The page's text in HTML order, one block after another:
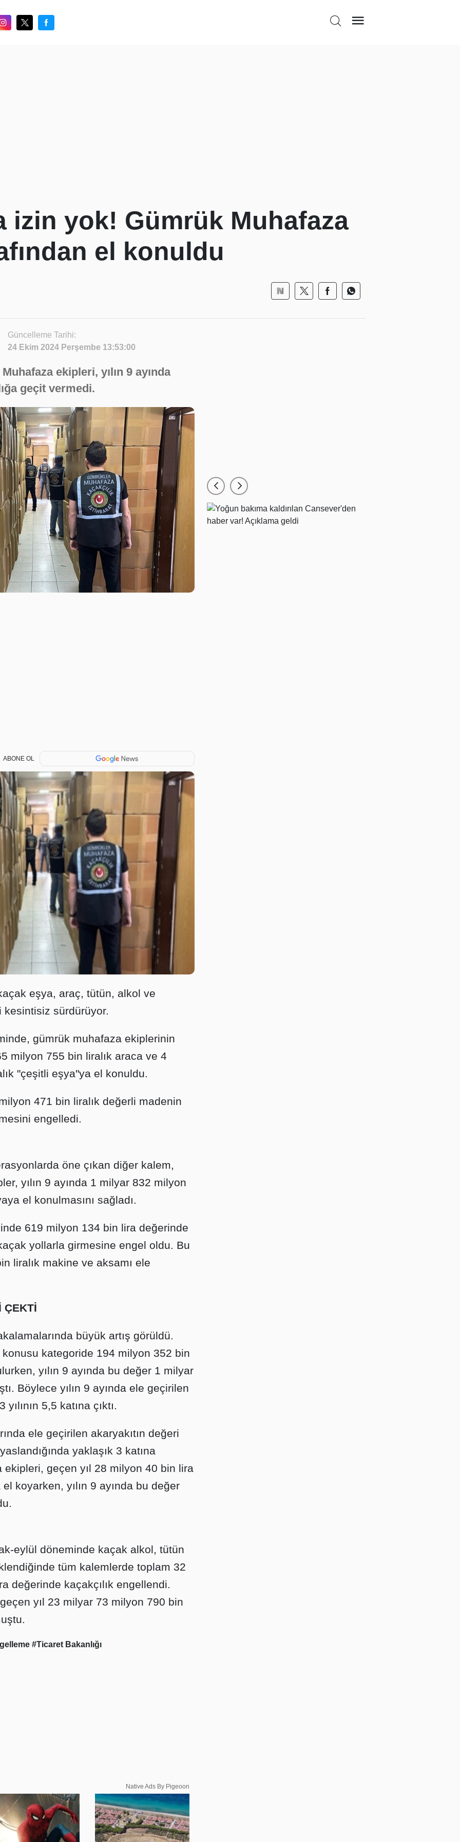
izin yok! Gümrük Muhafaza
el konuldu
Güncelleme Tarihi:
24 Ekim 2024 Perşembe 13:53:00
ekipleri, yılın 9 ayında
geçit vermedi.
ABONE OL
eşya, araç, tütün, alkol ve
sürdürüyor.
gümrük muhafaza ekiplerinin
milyon 755 bin liralık araca ve 4
"çeşitli eşya"ya el konuldu.
471 bin liralık değerli madenin
engelledi.
öne çıkan diğer kalem,
yılın 9 ayında 1 milyar 832 milyon
el konulmasını sağladı.
619 milyon 134 bin lira değerinde
yollarla girmesine engel oldu. Bu
liralık makine ve aksamı ele
ÇEKTİ
büyük artış görüldü.
konusu kategoride 194 milyon 352 bin
yılın 9 ayında bu değer 1 milyar
Böylece yılın 9 ayında ele geçirilen
5,5 katına çıktı.
ele geçirilen akaryakıtın değeri
yaklaşık 3 katına
geçen yıl 28 milyon 40 bin lira
koyarken, yılın 9 ayında bu değer
eylül döneminde kaçak alkol, tütün
tüm kalemlerde toplam 32
değerinde kaçakçılık engellendi.
yıl 23 milyar 73 milyon 790 bin
#Ticaret Bakanlığı
Native Ads By Pigeoon